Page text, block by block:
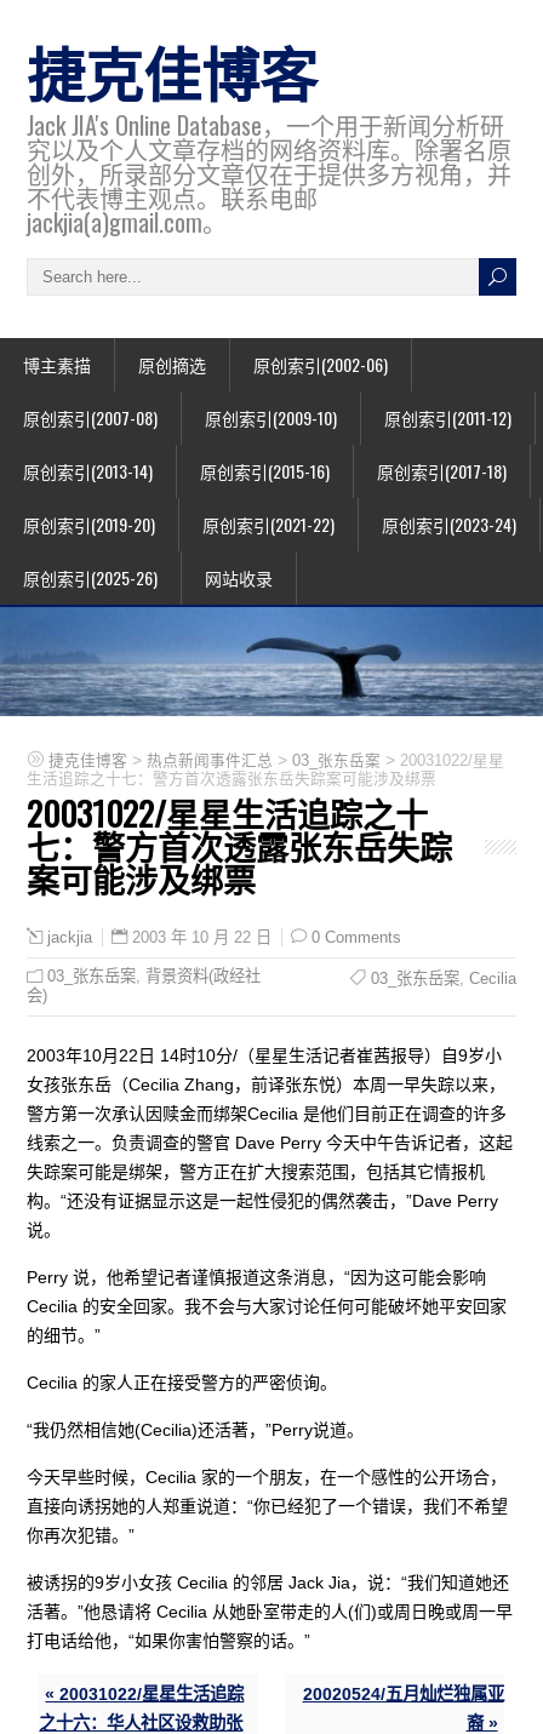
捷克佳博客
Jack JIA's Online Database，一个用于新闻分析研
究以及个人文章存档的网络资料库。除署名原
创外，所录部分文章仅在于提供多方视角，并
不代表博主观点。联系电邮
jackjia(a)gmail.com。
博主素描 原创摘选 原创索引(2002-06)
原创索引(2007-08) 原创索引(2009-10) 原创索引(2011-12)
原创索引(2013-14) 原创索引(2015-16) 原创索引(2017-18)
原创索引(2019-20) 原创索引(2021-22) 原创索引(2023-24)
原创索引(2025-26) 网站收录
捷克佳博客 > 热点新闻事件汇总 >03_张东岳案 > 20031022/星星
生活追踪之十七：警方首次透露张东岳失踪案可能涉及绑票
20031022/星星生活追踪之十
七：警方首次透露张东岳失踪
案可能涉及绑票
jackjia 2003 年 10 月 22 日 0 Comments
03_张东岳案 背景资料(政经社
会)
03_张东岳案, Cecilia
2003年10月22日 14时10分/（星星生活记者崔茜报导）自9岁小
女孩张东岳（Cecilia Zhang，前译张东悦）本周一早失踪以来，
警方第一次承认因赎金而绑架Cecilia 是他们目前正在调查的许多
线索之一。负责调查的警官 Dave Perry 今天中午告诉记者，这起
失踪案可能是绑架，警方正在扩大搜索范围，包括其它情报机
构。“还没有证据显示这是一起性侵犯的偶然袭击，”Dave Perry
说。
Perry 说，他希望记者谨慎报道这条消息，“因为这可能会影响
Cecilia 的安全回家。我不会与大家讨论任何可能破坏她平安回家
的细节。”
Cecilia 的家人正在接受警方的严密侦询。
“我仍然相信她(Cecilia)还活著，”Perry说道。
今天早些时候，Cecilia 家的一个朋友，在一个感性的公开场合，
直接向诱拐她的人郑重说道：“你已经犯了一个错误，我们不希望
你再次犯错。”
被诱拐的9岁小女孩 Cecilia 的邻居 Jack Jia，说：“我们知道她还
活著。”他恳请将 Cecilia 从她卧室带走的人(们)或周日晚或周一早
打电话给他，“如果你害怕警察的话。”
« 20031022/星星生活追踪
之十六：华人社区设救助张
20020524/五月灿烂独属亚
裔 »